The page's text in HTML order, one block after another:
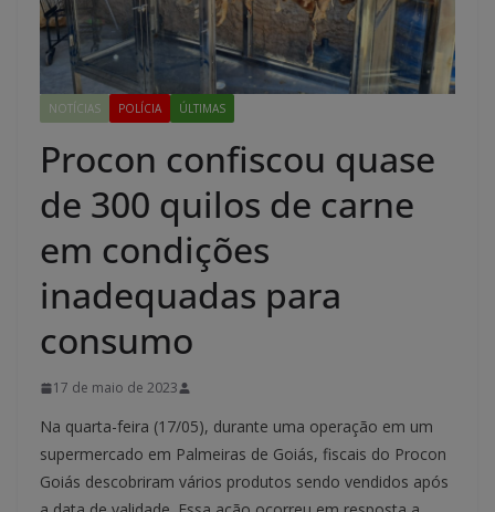
NOTÍCIAS POLÍCIA ÚLTIMAS
Procon confiscou quase
de 300 quilos de carne
em condições
inadequadas para
consumo
17 de maio de 2023
Na quarta-feira (17/05), durante uma operação em um
supermercado em Palmeiras de Goiás, fiscais do Procon
Goiás descobriram vários produtos sendo vendidos após